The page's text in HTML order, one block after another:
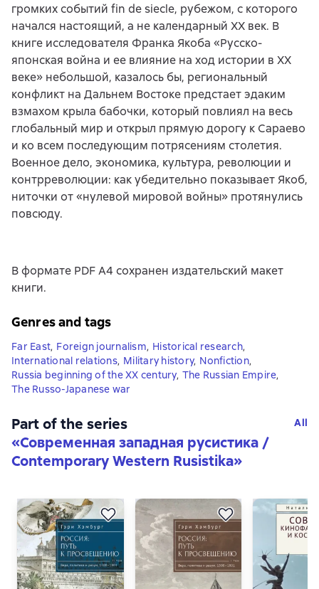
громких событий fin de siecle, рубежом, с которого
начался настоящий, а не календарный XX век. В
книге исследователя Франка Якоба «Русско-
японская война и ее влияние на ход истории в XX
веке» небольшой, казалось бы, региональный
конфликт на Дальнем Востоке предстает эдаким
взмахом крыла бабочки, который повлиял на весь
глобальный мир и открыл прямую дорогу к Сараево
и ко всем последующим потрясениям столетия.
Военное дело, экономика, культура, революции и
контрреволюции: как убедительно показывает Якоб,
ниточки от «нулевой мировой войны» протянулись
повсюду.
В формате PDF A4 сохранен издательский макет
книги.
Genres and tags
Far East, Foreign journalism, Historical research,
International relations, Military history, Nonfiction,
Russia beginning of the XX century, The Russian Empire,
The Russo-Japanese war
Part of the series
«Современная западная русистика /
Contemporary Western Rusistika»
All